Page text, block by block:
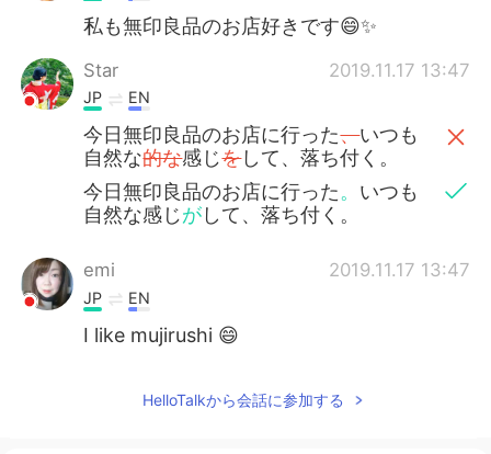
私も無印良品のお店好きです😄✨
Star 2019.11.17 13:47
JP EN
今日無印良品のお店に行った、いつも
自然な的な感じをして、落ち付く。
今日無印良品のお店に行った。 いつも
自然な感じがして、落ち付く。
emi 2019.11.17 13:47
JP EN
I like mujirushi 😄
HelloTalkから会話に参加する